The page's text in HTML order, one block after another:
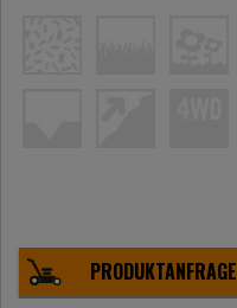
PRODUKTANFRAGE